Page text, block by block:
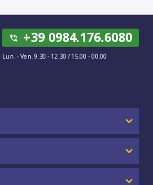
phone_in_talk +39 0984.176.6080
Lun. - Ven. 9.30 - 12.30 / 15.00 - 00.00